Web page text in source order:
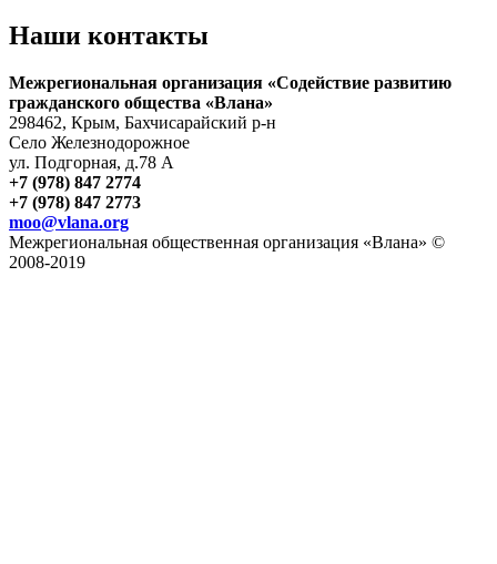
Наши контакты
Межрегиональная организация «Содействие развитию
гражданского общества «Влана»
298462, Крым, Бахчисарайский р-н
Село Железнодорожное
ул. Подгорная, д.78 А
+7 (978) 847 2774
+7 (978) 847 2773
moo@vlana.org
Межрегиональная общественная организация «Влана» ©
2008-2019